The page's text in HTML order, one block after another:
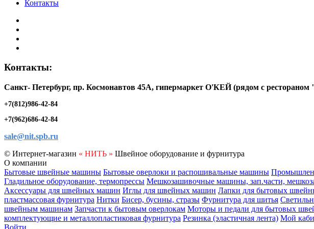
Контакты
Контакты:
Санкт- Петербург, пр. Космонавтов 45А, гипермаркет O'КЕЙ (рядом с
+7(812)986-42-84
+7(962)686-42-84
sale@nit.spb.ru
© Интернет-магазин « НИТЬ » Швейное оборудование и фурнитура
О компании
Бытовые швейные машины Бытовые оверлоки и распошивальные машины
Гладильное оборудование, термопрессы Мешкозашивочные машины, зап.части,
Аксессуары для швейных машин Иглы для швейных машин Лапки для бытовых
пластмассовая фурнитура Нитки Бисер, бусины, стразы Фурнитура для шитья
швейным машинам Запчасти к бытовым оверлокам Моторы и педали для бытовых
комплектующие и металлопластиковая фурнитура Резинка (эластичная лента) Мой